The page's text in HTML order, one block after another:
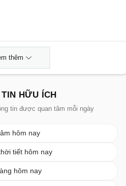
thêm
HỮU ÍCH
tin được quan tâm mỗi ngày
hôm nay
tiết hôm nay
hôm nay